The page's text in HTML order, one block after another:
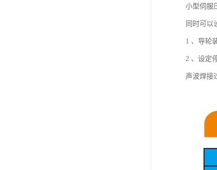
小型伺服
同时可以
1 、导轮
2 、设定
声波焊接